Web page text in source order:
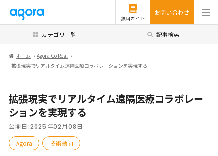
無料ガイド
お問い合わせ
カテゴリ一覧 記事検索
ホーム
Agora Go Real
拡張現実でリアルタイム遠隔医療コラボレーションを実現する
拡張現実でリアルタイム遠隔医療コラボレー
ションを実現する
公開日:2025年02月08日
Agora
技術動向